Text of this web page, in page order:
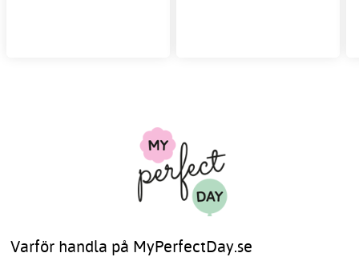
Varför handla på MyPerfectDay.se